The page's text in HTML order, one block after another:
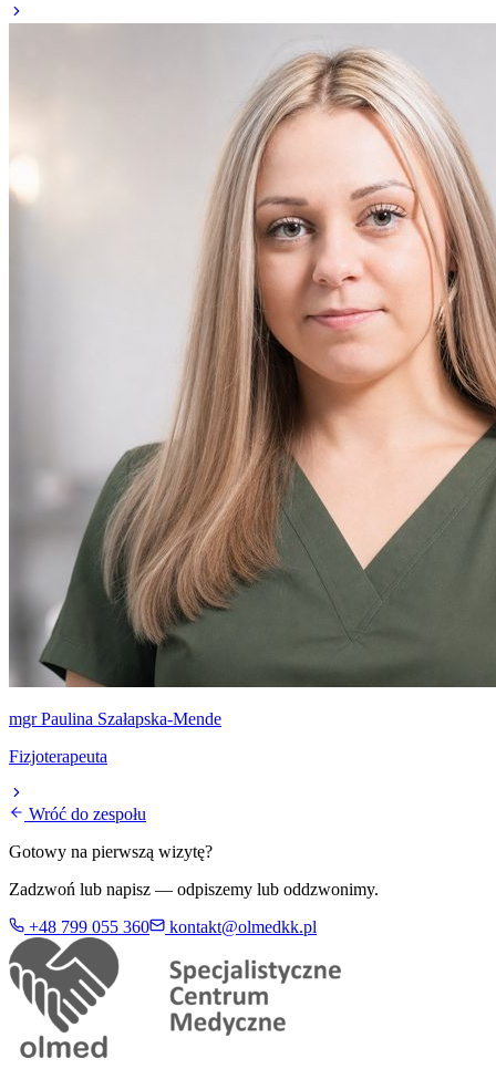
mgr Paulina Szałapska-Mende
Fizjoterapeuta
Wróć do zespołu
Gotowy na pierwszą wizytę?
Zadzwoń lub napisz — odpiszemy lub oddzwonimy.
+48 799 055 360
kontakt@olmedkk.pl